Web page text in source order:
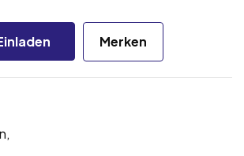
Merken